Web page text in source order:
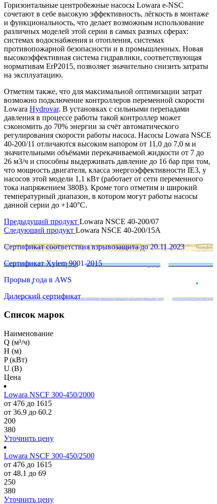
Горизонтальные центробежные насосы Lowara e-NSC
сочетают в себе высокую эффективность, лёгкость в монтаже
и функциональность, что делает возможным использование
различных моделей этой серии в самых разных сферах:
системах водоснабжения и отопления, системах
противопожарной безопасности и в промышленных. Новая
высокоэффективная система гидравлики, соответствующая
нормативам ErP2015, позволяет значительно снизить затраты
на эксплуатацию.
Отметим также, что для максимальной оптимизации затрат
возможно подключение контроллеров переменной скорости
Lowara Hydrovar. В установках с сильными перепадами
давления в процессе работы такой контроллер может
сэкономить до 70% энергии за счёт автоматического
регулирования скорости работы насоса. Насосы Lowara NSCE
40-200/11 отличаются высоким напором от 11,0 до 7,0 м и
значительными объёмами перекачиваемой жидкости от 7 до
26 м3/ч и способны выдерживать давление до 16 бар при том,
что мощность двигателя, класса энергоэффективности IE3, у
насосов этой модели 1,1 кВт (работает от сети переменного
тока напряжением 380В). Кроме того отметим и широкий
температурный диапазон, в котором могут работы насосы
данной серии до +140°C.
Предыдущий продукт Lowara NSCE 40-200/07
Следующий продукт Lowara NSCE 40-200/15A
Сертификат соответствия взрывозащита до 20.11.2023
Сертификат Xylem 9001-2015
Прорыв года в AWS
Дилерский сертификат
Список марок
Наименование
Q (м³/ч)
H (м)
P (кВт)
U (В)
Цена
Lowara NSCF 300-450/2000
от 476 до 1615
от 36.9 до 60.2
200
380
Уточнить цену
Lowara NSCF 300-450/2500
от 476 до 1615
от 48.1 до 69
250
380
Уточнить цену